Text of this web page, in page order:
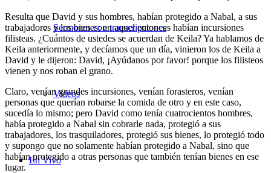
Sermones con transcripciones
Videos
En Vivo
Resulta que David y sus hombres, habían protegido a Nabal, a sus
trabajadores y los bienes; en aquel entonces habían incursiones
filisteas. ¿Cuántos de ustedes se acuerdan de Keila? Ya hablamos de
Keila anteriormente, y decíamos que un día, vinieron los de Keila a
David y le dijeron: David, ¡Ayúdanos por favor! porque los filisteos
vienen y nos roban el grano.
Claro, venían grandes incursiones, venían forasteros, venían
personas que querían robarse la comida de otro y en este caso,
sucedía lo mismo; pero David como tenía cuatrocientos hombres,
había protegido a Nabal sin cobrarle nada, protegió a sus
trabajadores, los trasquiladores, protegió sus bienes, lo protegió todo
y supongo que no solamente habían protegido a Nabal, sino que
habían protegido a otras personas que también tenían bienes en ese
lugar.